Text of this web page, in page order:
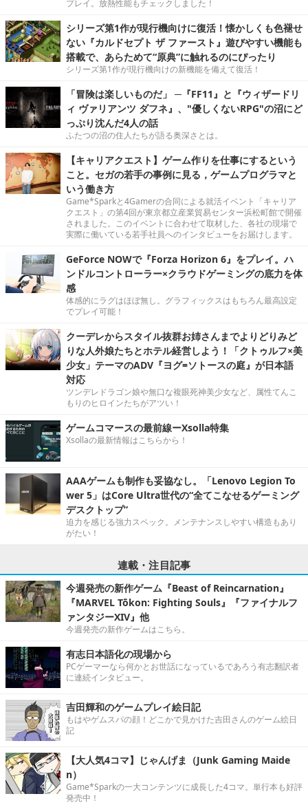
プレイ。放熱性能もチェックしました！
シリーズ第1作が現行機向けに復活！懐かしくも色褪せ
ない『カルドセプト ザ ファースト』遊びやすい機能も
搭載で、あらためて“原典”に触れるのにぴったり
シリーズ第1作が現行機向けの新機能を備えて復活！
「冒険は楽しいものだ」 ─『FF11』と『ウィザードリ
ィ ヴァリアンツ ダフネ』、"優しくないRPG"の沼にど
っぷり沈んだ4人の話
ふたつの沼の住人たちが語る奥深さとは。
【キャリアクエスト】ゲーム作りを仕事にするという
こと。セガの若手の事例に見る，ゲームプログラマと
いう働き方
Game*Sparkと4Gamerの合同による就活イベント「キャリア
クエスト」の第4回が東京都立産業貿易センター浜松町館で開催
されました。このイベントに合わせて取材した、各社の現場で
実際に働いている若手社員へのインタビューをお届けします。
GeForce NOWで『Forza Horizon 6』をプレイ。ハ
ンドルコントローラー×クラウドゲーミングの底力を体
感
体感的にラグはほぼ無し。グラフィックスはもちろん最高設定
でプレイ可能！
クーデレからスタイル抜群お姉さんまでよりどりみど
りな人外娘たちとホテル経営しよう！「クトゥルフ×美
少女」テーマのADV『ヨグ=ソトースの庭』が日本語
対応
ツンデレドラゴン娘や無口な複眼死神美少女など、属性てんこ
もりのヒロインたちがアツい！
ゲームコマースの最前線ーXsolla特集
Xsollaの最新情報はこちらから！
AAAゲームも制作も妥協なし。「Lenovo Legion To
wer 5」はCore Ultra世代の“全てこなせるゲーミング
デスクトップ”
迫力を感じる強力スペック。メンテナンスしやすい構造もあり
がたい！
連載・注目記事
今週発売の新作ゲーム『Beast of Reincarnation』
『MARVEL Tōkon: Fighting Souls』『ファイナルフ
ァンタジーXIV』他
今週発売の新作ゲームはこちら。
有志日本語化の現場から
PCゲーマーなら何かとお世話になっているであろう有志翻訳者
に連続インタビュー。
吉田輝和のゲームプレイ絵日記
もはやゲムスパの顔！どこかで見かけた吉田さんのゲーム絵日
記
【大人気4コマ】じゃんげま（Junk Gaming Maide
n）
Game*Sparkの一大コンテンツに成長した4コマ。単行本も好評
発売中！